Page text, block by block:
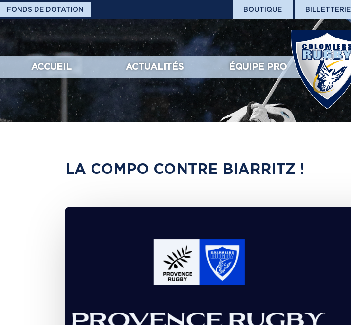
BOUTIQUE BILLETTERIE
FONDS DE DOTATION
ACCUEIL ACTUALITÉS ÉQUIPE PRO
LA COMPO CONTRE BIARRITZ !